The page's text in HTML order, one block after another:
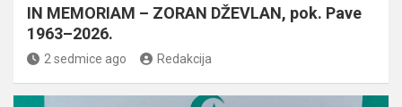
IN MEMORIAM – ZORAN DŽEVLAN, pok. Pave
1963–2026.
2 sedmice ago Redakcija